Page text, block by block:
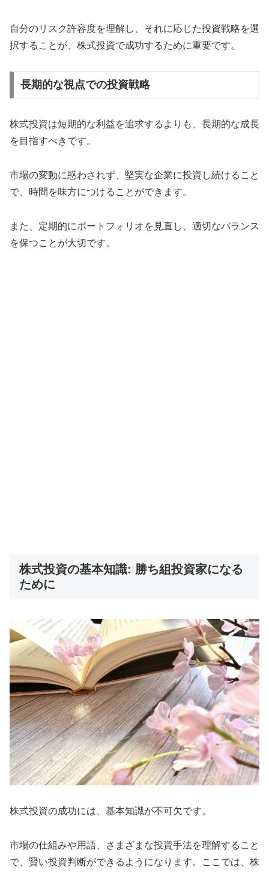
自分のリスク許容度を理解し、それに応じた投資戦略を選
択することが、株式投資で成功するために重要です。
長期的な視点での投資戦略
株式投資は短期的な利益を追求するよりも、長期的な成長
を目指すべきです。
市場の変動に惑わされず、堅実な企業に投資し続けること
で、時間を味方につけることができます。
また、定期的にポートフォリオを見直し、適切なバランス
を保つことが大切です。
株式投資の基本知識: 勝ち組投資家になる
ために
株式投資の成功には、基本知識が不可欠です。
市場の仕組みや用語、さまざまな投資手法を理解すること
で、賢い投資判断ができるようになります。ここでは、株